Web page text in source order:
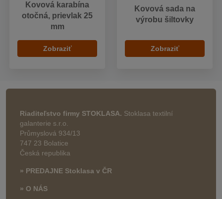
Kovová karabína
otočná, prievlak 25
mm
Zobraziť
Kovová sada na
výrobu šiltovky
Zobraziť
Riaditeľstvo firmy STOKLASA. Stoklasa textilní
galanterie s.r.o.
Průmyslová 934/13
747 23 Bolatice
Česká republika
» PREDAJNE Stoklasa v ČR
» O NÁS